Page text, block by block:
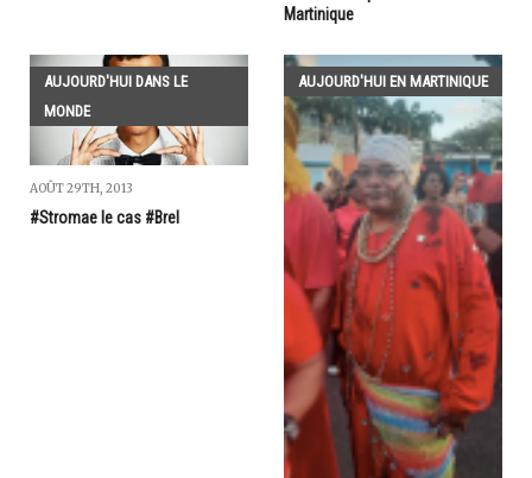
Martinique
AUJOURD'HUI DANS LE
MONDE
AOÛT 29TH, 2013
#Stromae le cas #Brel
AUJOURD'HUI EN MARTINIQUE